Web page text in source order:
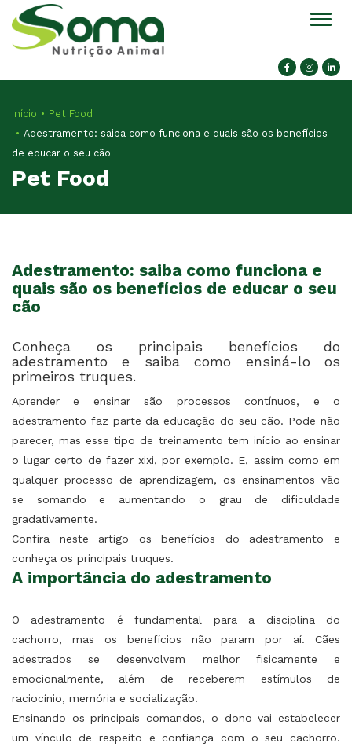
Início
Pet Food
Adestramento: saiba como funciona e quais são os benefícios
de educar o seu cão
Pet Food
Adestramento: saiba como funciona e
quais são os benefícios de educar o seu
cão
Conheça os principais benefícios do
adestramento e saiba como ensiná-lo os
primeiros truques.
Aprender e ensinar são processos contínuos, e o
adestramento faz parte da educação do seu cão. Pode não
parecer, mas esse tipo de treinamento tem início ao ensinar
o lugar certo de fazer xixi, por exemplo. E, assim como em
qualquer processo de aprendizagem, os ensinamentos vão
se somando e aumentando o grau de dificuldade
gradativamente.
Confira neste artigo os benefícios do adestramento e
conheça os principais truques.
A importância do adestramento
O adestramento é fundamental para a disciplina do
cachorro, mas os benefícios não param por aí. Cães
adestrados se desenvolvem melhor fisicamente e
emocionalmente, além de receberem estímulos de
raciocínio, memória e socialização.
Ensinando os principais comandos, o dono vai estabelecer
um vínculo de respeito e confiança com o seu cachorro.